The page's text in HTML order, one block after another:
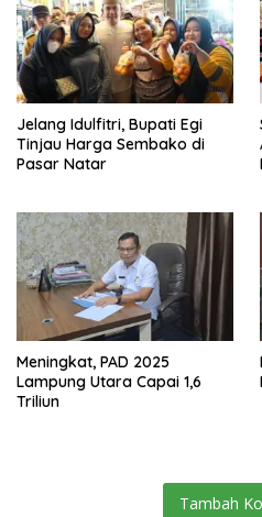
Jelang Idulfitri, Bupati Egi
Tinjau Harga Sembako di
Pasar Natar
Meningkat, PAD 2025
Lampung Utara Capai 1,6
Triliun
Tambah